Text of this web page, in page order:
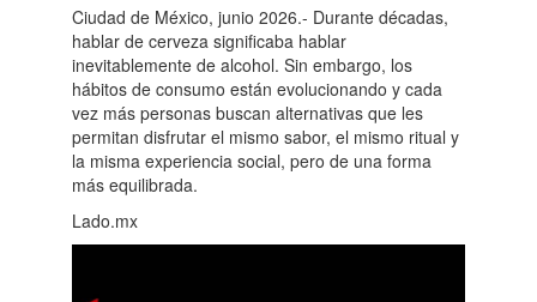
Ciudad de México, junio 2026.- Durante décadas,
hablar de cerveza significaba hablar
inevitablemente de alcohol. Sin embargo, los
hábitos de consumo están evolucionando y cada
vez más personas buscan alternativas que les
permitan disfrutar el mismo sabor, el mismo ritual y
la misma experiencia social, pero de una forma
más equilibrada.
Lado.mx